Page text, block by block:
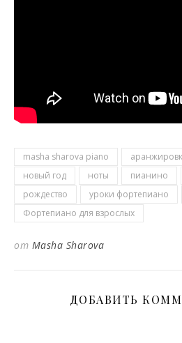
masha sharova piano
новый год
ноты пианино
рождество
уроки фортепиано
Фортепиано для взрослых
от Masha Sharova
ДОБАВИТЬ